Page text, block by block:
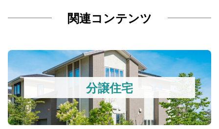
関連コンテンツ
分譲住宅